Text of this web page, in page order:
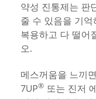
약성 진통제는 판
줄 수 있음을 기
복용하고 다 떨어
오.
메스꺼움을 느끼
7UP® 또는 진저